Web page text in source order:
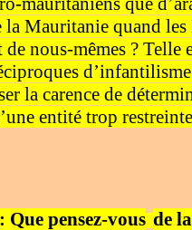
la Mauritanie quand
nous-mêmes ? Telle
la carence de
entité trop
: Que pensez-vous de